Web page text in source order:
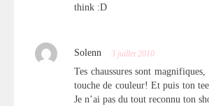
think :D
Solenn 3 juillet 2010
Tes chaussures sont
touche de couleur! Et puis ton
Je n’ai pas du tout reconnu ton